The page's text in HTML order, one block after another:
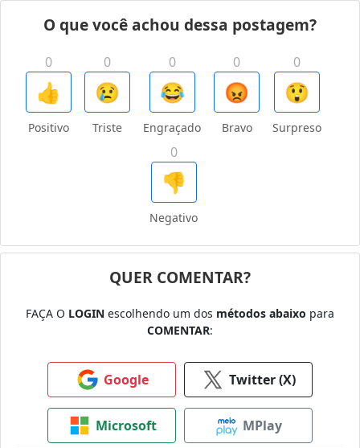
O que você achou dessa postagem?
0
👍
Positivo
0
😢
Triste
0
😂
Engraçado
0
😡
Bravo
0
😲
Surpreso
0
👎
Negativo
QUER COMENTAR?
FAÇA O LOGIN escolhendo um dos métodos abaixo para
COMENTAR:
Google Twitter (X)
Microsoft MPlay